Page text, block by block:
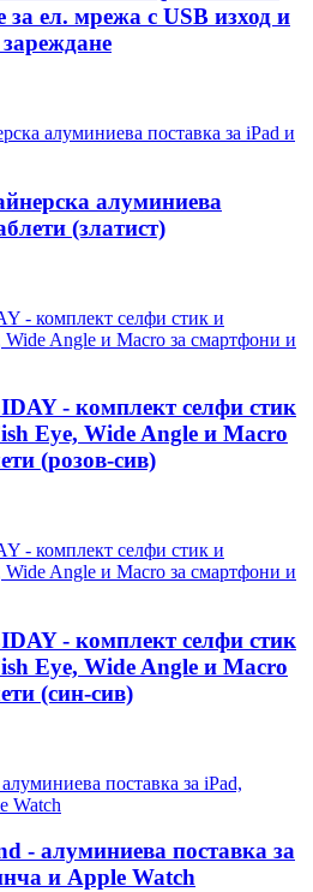
за ел. мрежа с USB изход и
алуминиева
(златист)
- комплект селфи стик
Eye, Wide Angle и Macro
(розов-сив)
- комплект селфи стик
Eye, Wide Angle и Macro
(син-сив)
- алуминиева поставка за
и Apple Watch